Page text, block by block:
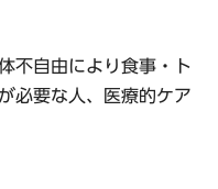
不自由により食事・ト
必要な人、医療的ケア